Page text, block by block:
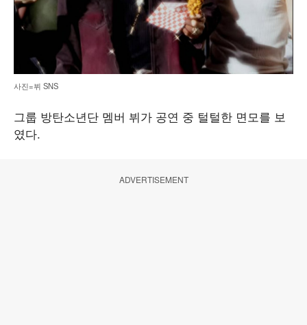
사진=뷔 SNS
그룹 방탄소년단 멤버 뷔가 공연 중 털털한 면모를 보
였다.
ADVERTISEMENT